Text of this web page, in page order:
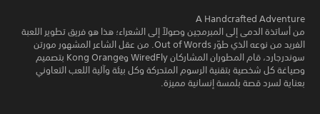
A Handcrafted Adventure
من أساتذة الدمى إلى المبرمجين وصولاً إلى الشعراء؛ هذا هو فريق تطوير اللعبة
الفريد من نوعه الذي طوّر Out of Words. من عقل الشاعر المشهور مورتن
سوندرجارد، قام المطوران المشاركان WiredFly وKong Orange بتصميم
وصياغة كل شخصية بتقنية الرسوم المتحركة وكل بيئة وآلية اللعب التعاوني
بعناية لسرد قصة بلمسة إنسانية مميزة.